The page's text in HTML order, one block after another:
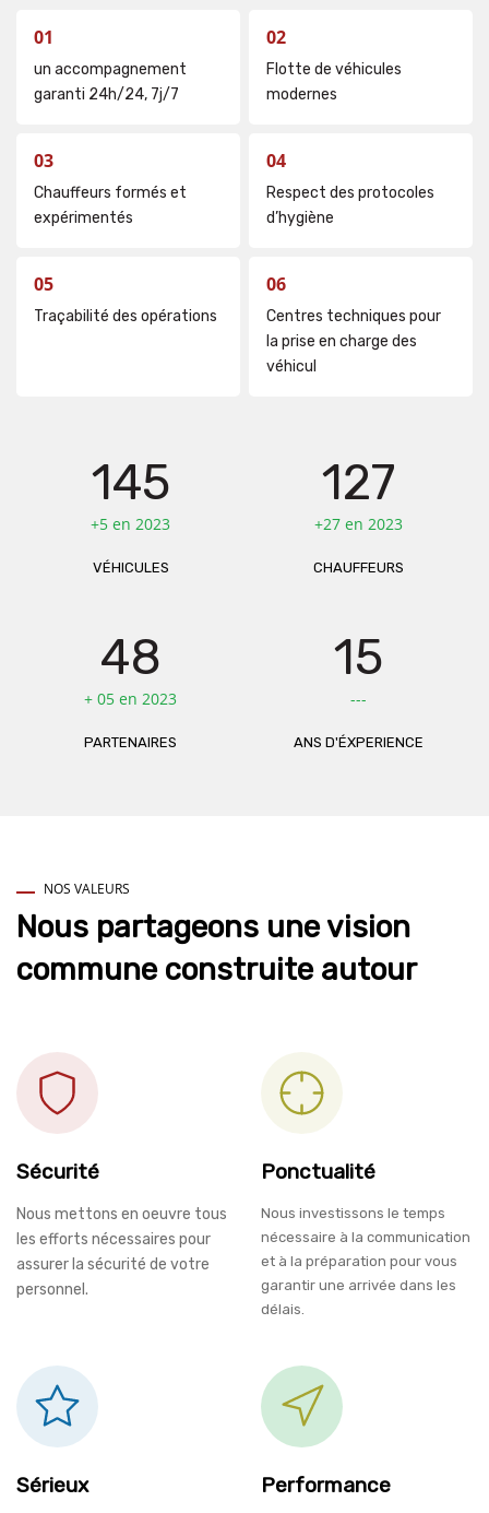
01
un accompagnement
garanti 24h/24, 7j/7
02
Flotte de véhicules
modernes
03
Chauffeurs formés et
expérimentés
04
Respect des protocoles
d’hygiène
05
Traçabilité des opérations
06
Centres techniques pour
la prise en charge des
véhicul
145
+5 en 2023
VÉHICULES
127
+27 en 2023
CHAUFFEURS
48
+ 05 en 2023
PARTENAIRES
15
---
ANS D'ÉXPERIENCE
NOS VALEURS
Nous partageons une vision
commune construite autour
Sécurité
Nous mettons en oeuvre tous
les efforts nécessaires pour
assurer la sécurité de votre
personnel.
Ponctualité
Nous investissons le temps
nécessaire à la communication
et à la préparation pour vous
garantir une arrivée dans les
délais.
Sérieux Performance